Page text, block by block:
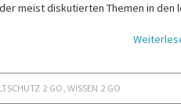
meist diskutierten Themen in
2 GO,WISSEN 2 GO